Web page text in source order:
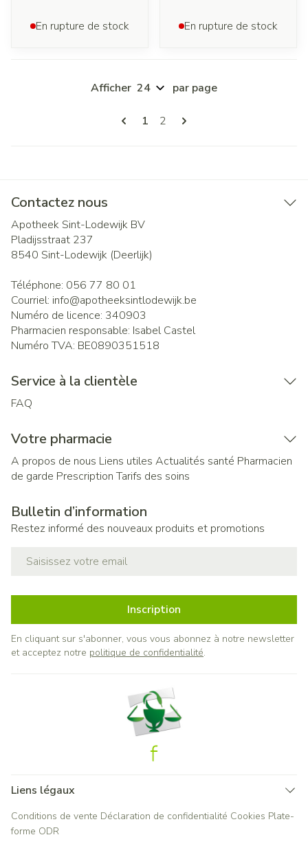
En rupture de stock En rupture de stock
Pages
Vous lisez actuellement la page
1 Page
2
Afficher par page
Contactez nous
Apotheek Sint-Lodewijk BV
Pladijsstraat 237
8540 Sint-Lodewijk (Deerlijk)
Téléphone: 056 77 80 01
Courriel: info@apotheeksintlodewijk.be
Numéro de licence: 340903
Pharmacien responsable: Isabel Castel
Numéro TVA: BE0890351518
Service à la clientèle
FAQ
Votre pharmacie
A propos de nous Liens utiles Actualités santé Pharmacien
de garde Prescription Tarifs des soins
Bulletin d’information
Restez informé des nouveaux produits et promotions
Inscription
En cliquant sur s'abonner, vous vous abonnez à notre newsletter
et acceptez notre politique de confidentialité.
Liens légaux
Conditions de vente Déclaration de confidentialité Cookies Plate-
forme ODR